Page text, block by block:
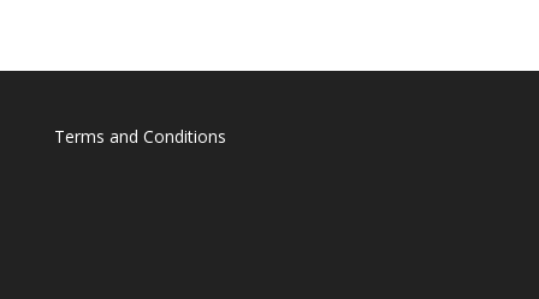
Terms and Conditions